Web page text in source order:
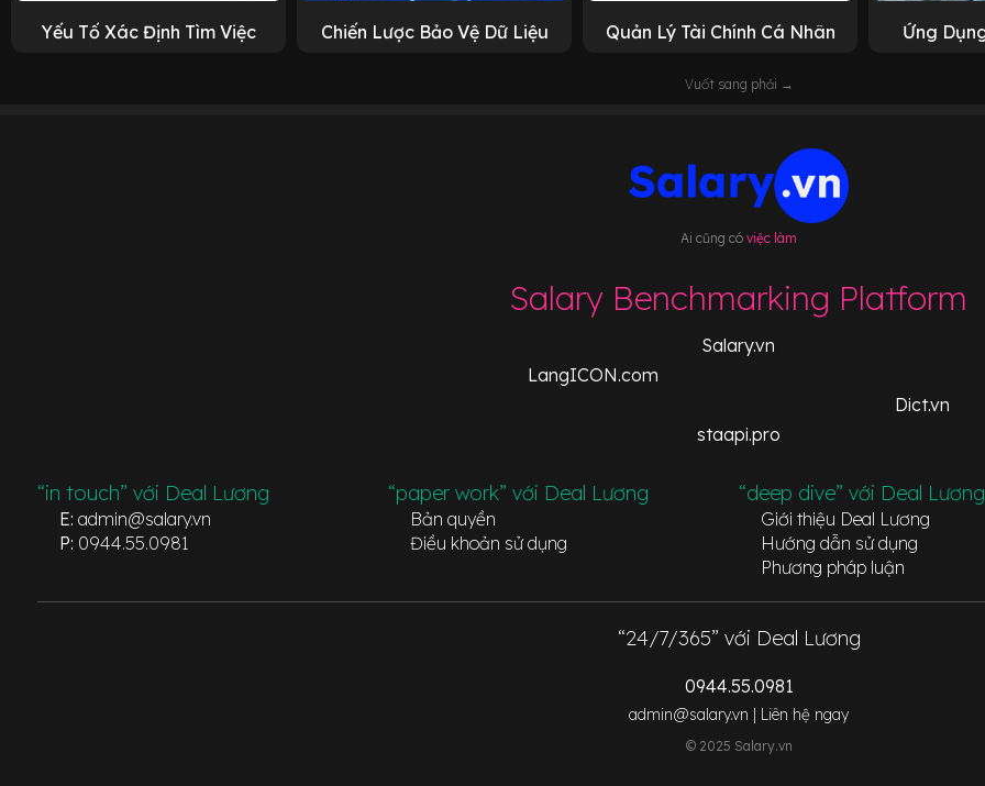
Yếu Tố Xác Định Tìm Việc Chiến Lược Bảo Vệ Dữ Liệu Quản Lý Tài Chính Cá Nhân Ứng
Vuốt sang phải →
Ai cũng cóviệc làm
Salary Benchmarking Platform
Salary.vn
LangICON.com
Dict.vn
staapi.pro
“in touch” với Deal Lương
E: admin@salary.vn
P: 0944.55.0981
“paper work” với Deal Lương
Bản quyền
Điều khoản sử dụng
“deep dive” với Deal Lương
Giới thiệu Deal Lương
Hướng dẫn sử dụng
Phương pháp luận
“24/7/365” với Deal Lương
0944.55.0981
admin@salary.vn | Liên hệ ngay
© 2025 Salary.vn